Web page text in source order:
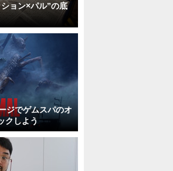
ョン×パル”の底
ジでゲムスパのオ
クしよう